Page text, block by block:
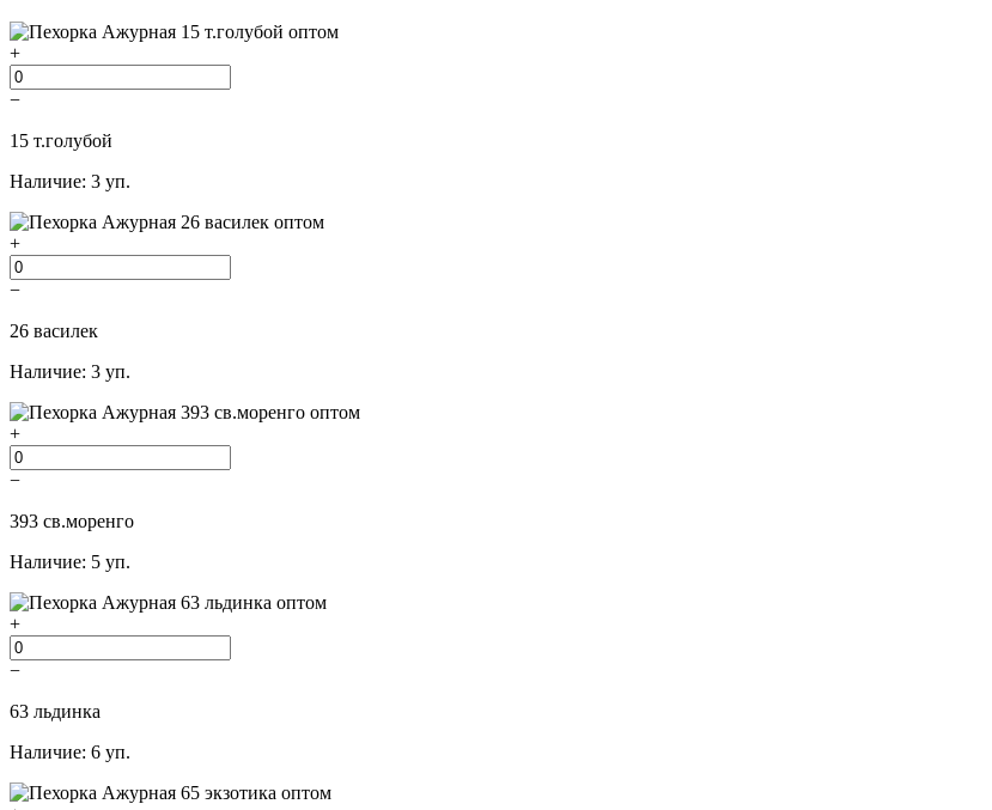
+
−
15 т.голубой
Наличие: 3 уп.
+
−
26 василек
Наличие: 3 уп.
+
−
393 св.моренго
Наличие: 5 уп.
+
−
63 льдинка
Наличие: 6 уп.